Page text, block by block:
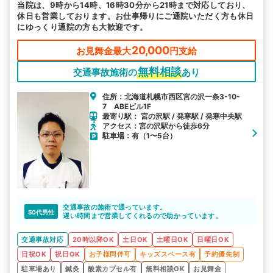
当院は、9時から14時、16時30分から21時まで対応しており、
休日も営業しております。お仕事帰りにご通院いただく方も休日
にゆっくり通院の方も大歓迎です。
お見舞金最大20,000円支給
交通事故施術の無料相談あり
住所：北海道札幌市西区宮の沢一条3-10-
7 ABEビル1F
最寄り駅： 宮の沢駅 / 発寒駅 / 発寒中央駅
アクセス：宮の沢駅から徒歩6分
駐車場：有（1〜5台）
50代男性
交通事故の施術で通っています。
遅い時間まで営業してくれるので助かっています。
交通事故対応 20時以降OK 土日OK 土曜日OK
日曜日OK
日祝OK
祝日OK お子様同伴可 キッズスペース有
予約優先制
駐車場あり
鍼灸 酸素カプセル有 無料相談OK お見舞金